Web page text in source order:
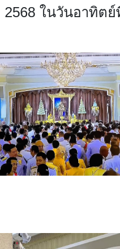
2568 ในวันอาทิตย์